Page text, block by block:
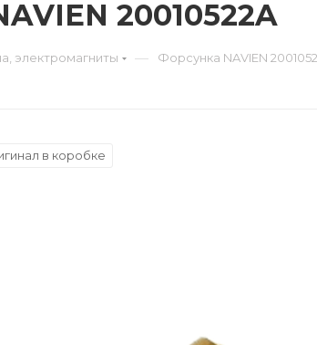
20010522A
электромагниты — Форсунка NAVIEN
в коробке